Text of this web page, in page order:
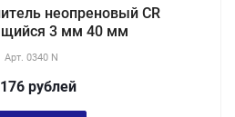
неопреновый CR
3 мм 40 мм
Арт. 0340 N
рублей